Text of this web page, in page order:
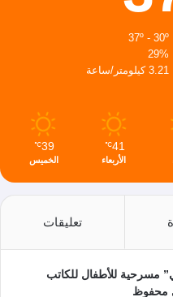
37º - 30º
29%
3.21 كيلومتر/ساعة
41
℃
الأربعاء
39
℃
الخميس
تعليقات
مسرحية للأطفال للكاتب
محفوظ